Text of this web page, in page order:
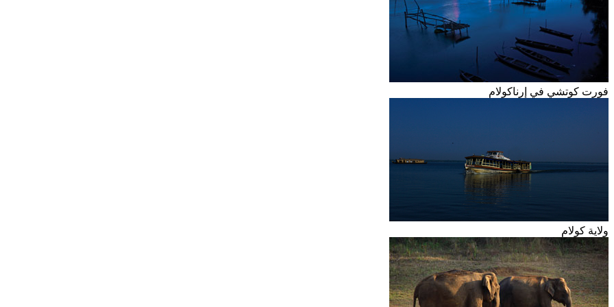
فورت كوتشي في إرناكولام
ولاية كولام